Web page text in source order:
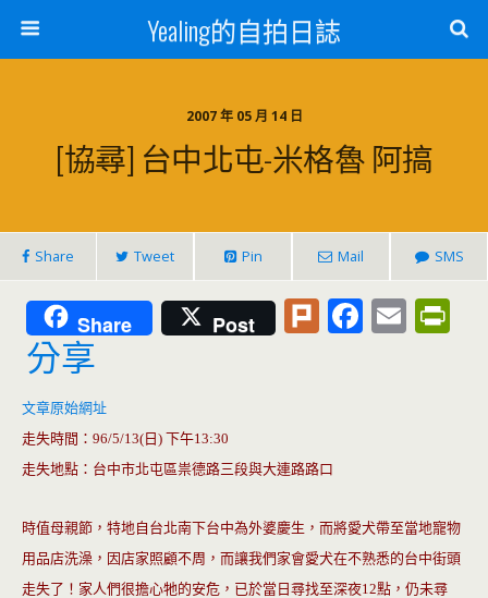
Yealing的自拍日誌
2007 年 05 月 14 日
[協尋] 台中北屯-米格魯 阿搞
Share Tweet Pin Mail SMS
Share Post Pl F
k
E
dl
y
分享
文章原始網址
走失時間： 96/5/13(日) 下午13:30
走失地點：台中市北屯區祟德路三段與大連路路口
時值母親節，特地自台北南下台中為外婆慶生，而將愛犬帶至當地寵物
用品店洗澡，因店家照顧不周，而讓我們家會愛犬在不熟悉的台中街頭
走失了！家人們很擔心牠的安危，已於當日尋找至深夜12點，仍未尋